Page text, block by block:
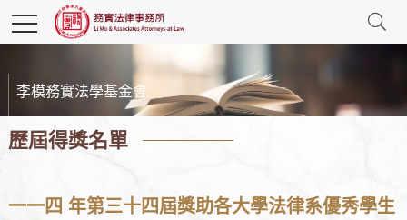
李模務實法學基金會
歷屆得獎名單
一一四 年第三十四屆獎助各大學法律系優秀學生